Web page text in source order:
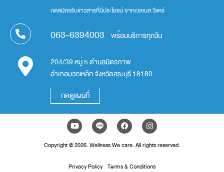
กดสมัครรับข่าวสารที่มีประโยชน์ จากเวลเนส วีแคร์
063-6394003 พร้อมบริการทุกวัน
204/39 หมู่ 5 ตำบลมิตรภาพ
อำเภอมวกเหล็ก จังหวัดสระบุรี 18180
กดดูแผนที่
Copyright © 2026. Wellness We care. All rights reserved.
Privacy Policy Terms & Conditions